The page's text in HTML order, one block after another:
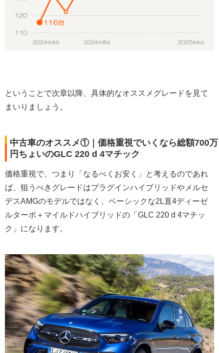
ということで次章以降、具体的なオススメグレードを見て
まいりましょう。
中古車のオススメ①｜価格重視でいくなら総額700万
円ちょいのGLC 220 d 4マチック
価格重視で、つまり「なるべくお安く」と考えるのであれ
ば、狙うべきグレードはプラグインハイブリッドやメルセ
デスAMGのモデルではなく、ベーシックな2L直4ディーゼ
ルターボ＋マイルドハイブリッドの「GLC 220 d 4マチッ
ク」になります。